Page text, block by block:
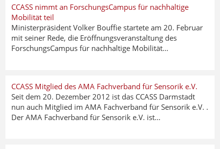
CCASS nimmt an ForschungsCampus für nachhaltige
Mobilität teil
Ministerpräsident Volker Bouffie startete am 20. Februar
mit seiner Rede, die Eröffnungsveranstaltung des
ForschungsCampus für nachhaltige Mobilität…
CCASS Mitglied des AMA Fachverband für Sensorik e.V.
Seit dem 20. Dezember 2012 ist das CCASS Darmstadt
nun auch Mitglied im AMA Fachverband für Sensorik e.V. .
Der AMA Fachverband für Sensorik e.V. ist…